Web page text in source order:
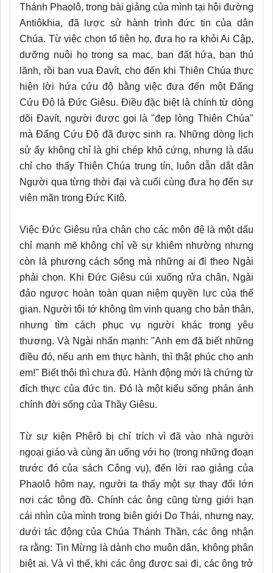
Thánh Phaolô, trong bài giảng của mình tại hội đường
Antiôkhia, đã lược sử hành trình đức tin của dân
Chúa. Từ việc chọn tổ tiên họ, đưa họ ra khỏi Ai Cập,
dưỡng nuôi họ trong sa mạc, ban đất hứa, ban thủ
lãnh, rồi ban vua Đavít, cho đến khi Thiên Chúa thực
hiện lời hứa cứu độ bằng việc đưa đến một Đấng
Cứu Độ là Đức Giêsu. Điều đặc biệt là chính từ dòng
dõi Đavít, người được gọi là "đẹp lòng Thiên Chúa"
mà Đấng Cứu Độ đã được sinh ra. Những dòng lịch
sử ấy không chỉ là ghi chép khô cứng, nhưng là dấu
chỉ cho thấy Thiên Chúa trung tín, luôn dẫn dắt dân
Người qua từng thời đại và cuối cùng đưa họ đến sự
viên mãn trong Đức Kitô.
Việc Đức Giêsu rửa chân cho các môn đệ là một dấu
chỉ mạnh mẽ không chỉ về sự khiêm nhường nhưng
còn là phương cách sống mà những ai đi theo Ngài
phải chọn. Khi Đức Giêsu cúi xuống rửa chân, Ngài
đảo ngược hoàn toàn quan niệm quyền lực của thế
gian. Người tôi tớ không tìm vinh quang cho bản thân,
nhưng tìm cách phục vụ người khác trong yêu
thương. Và Ngài nhấn mạnh: "Anh em đã biết những
điều đó, nếu anh em thực hành, thì thật phúc cho anh
em!" Biết thôi thì chưa đủ. Hành động mới là chứng từ
đích thực của đức tin. Đó là một kiểu sống phản ánh
chính đời sống của Thầy Giêsu.
Từ sự kiện Phêrô bị chỉ trích vì đã vào nhà người
ngoại giáo và cùng ăn uống với họ (trong những đoạn
trước đó của sách Công vụ), đến lời rao giảng của
Phaolô hôm nay, người ta thấy một sự thay đổi lớn
nơi các tông đồ. Chính các ông cũng từng giới hạn
cái nhìn của mình trong biên giới Do Thái, nhưng nay,
dưới tác động của Chúa Thánh Thần, các ông nhận
ra rằng: Tin Mừng là dành cho muôn dân, không phân
biệt ai. Và vì thế, khi các ông được sai đi, các ông trở